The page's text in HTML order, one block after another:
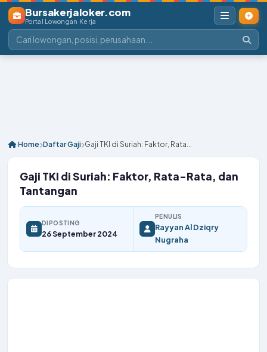
Bursakerjaloker.com
Portal Lowongan Kerja
Home Daftar Gaji Gaji TKI di Suriah: Faktor, Rata...
Gaji TKI di Suriah: Faktor, Rata-Rata, dan
Tantangan
DIPOSTING
26 September 2024
PENULIS
Rayyan Al Dziqry
Nugraha